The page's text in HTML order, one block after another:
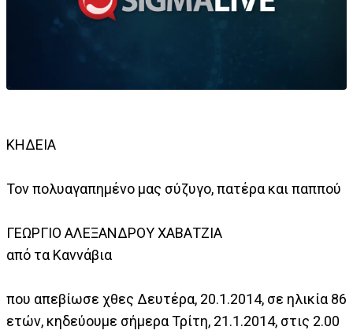
ΚΗΔΕΙΑ
Τον πολυαγαπημένο μας σύζυγο, πατέρα και παππού
ΓΕΩΡΓΙΟ ΑΛΕΞΑΝΔΡΟΥ ΧΑΒΑΤΖΙΑ
από τα Καννάβια
που απεβίωσε χθες Δευτέρα, 20.1.2014, σε ηλικία 86
ετών, κηδεύουμε σήμερα Τρίτη, 21.1.2014, στις 2.00